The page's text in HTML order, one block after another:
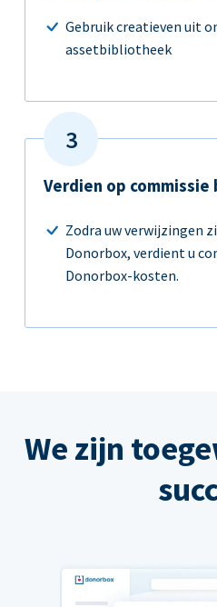
Gebruik creatieven uit
assetbibliotheek
Verdien op commissie
Zodra uw verwijzingen
Donorbox, verdient u
Donorbox-kosten.
We zijn